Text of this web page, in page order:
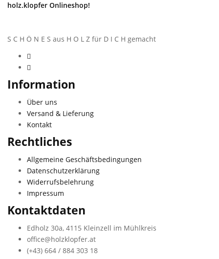
holz.klopfer Onlineshop!
S C H Ö N E S aus H O L Z für D I C H gemacht
Information
Über uns
Versand & Lieferung
Kontakt
Rechtliches
Allgemeine Geschäftsbedingungen
Datenschutzerklärung
Widerrufsbelehrung
Impressum
Kontaktdaten
Edholz 30a, 4115 Kleinzell im Mühlkreis
office@holzklopfer.at
(+43) 664 / 884 303 18